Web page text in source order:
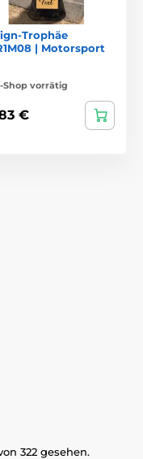
Trophäe
| Motorsport
Shop vorrätig
€
322 gesehen.